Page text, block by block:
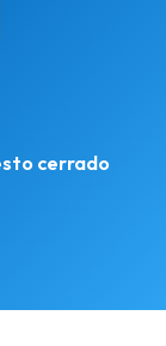
cerrado